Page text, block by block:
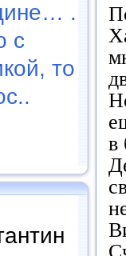
.
с
то
в